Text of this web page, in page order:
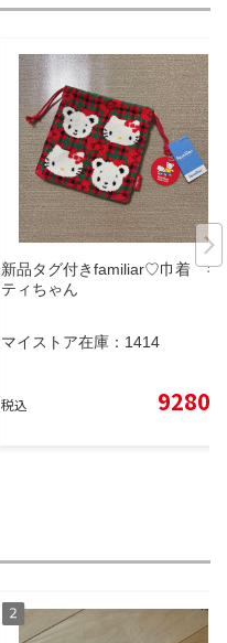
新品タグ付きfamiliar♡巾着 キ
ティちゃん
マイストア在庫： 1414
税込 9280